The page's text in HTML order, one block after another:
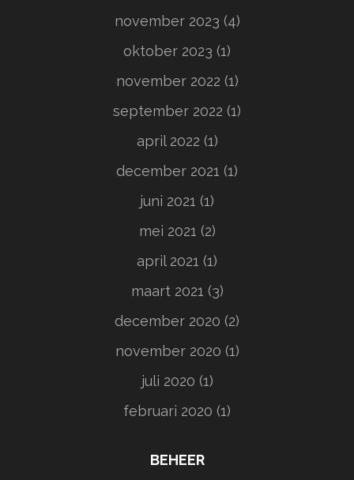
november 2023 (4)
oktober 2023 (1)
november 2022 (1)
september 2022 (1)
april 2022 (1)
december 2021 (1)
juni 2021 (1)
mei 2021 (2)
april 2021 (1)
maart 2021 (3)
december 2020 (2)
november 2020 (1)
juli 2020 (1)
februari 2020 (1)
BEHEER